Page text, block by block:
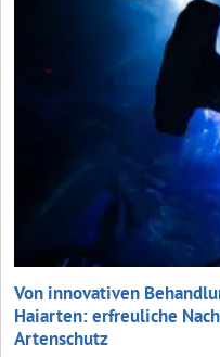
Von innovativen
Haiarten: erfreuliche
Artenschutz